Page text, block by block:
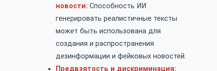
новости: Способность ИИ
генерировать реалистичные тексты
может быть использована для
создания и распространения
дезинформации и фейковых новостей.
Предвзятость и дискриминация: